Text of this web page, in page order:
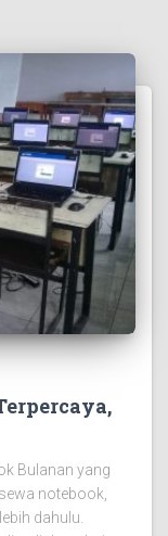
Bulanan yang
notebook,
dahulu.